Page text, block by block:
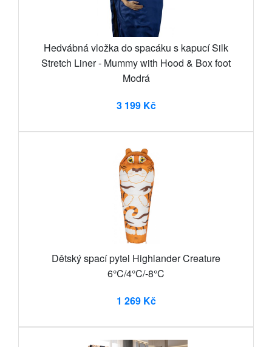
Hedvábná vložka do spacáku s kapucí Silk
Stretch Liner - Mummy with Hood & Box foot
Modrá
3 199 Kč
Dětský spací pytel Highlander Creature
6°C/4°C/-8°C
1 269 Kč